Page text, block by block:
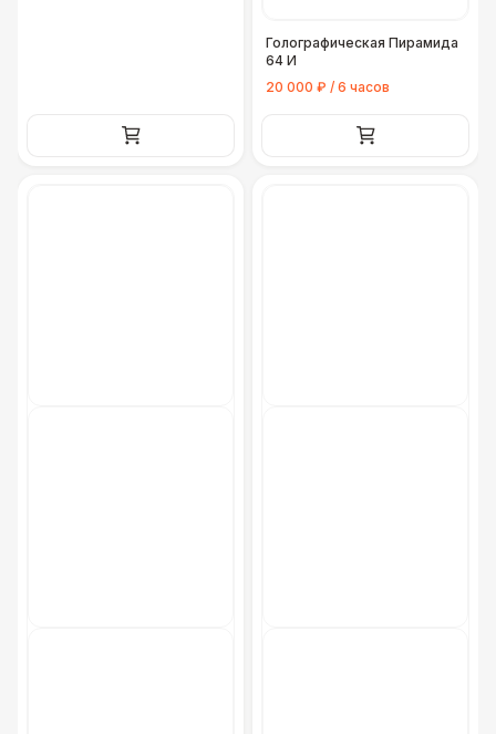
Голографическая Пирамида
64 И
20 000 ₽ / 6 часов